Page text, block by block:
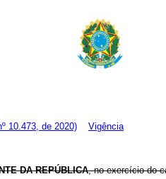
10.473, de 2020) Vigência
DA REPÚBLICA, no exercício do